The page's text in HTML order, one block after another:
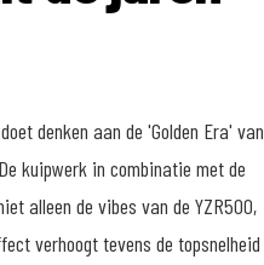
denken aan de 'Golden Era' van
kuipwerk in combinatie met de
alleen de vibes van de YZR500,
verhoogt tevens de topsnelheid